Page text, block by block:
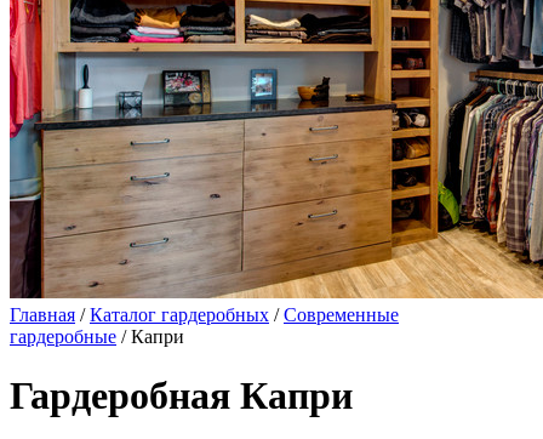
Главная /Каталог гардеробных /Современные
гардеробные / Капри
Гардеробная Капри